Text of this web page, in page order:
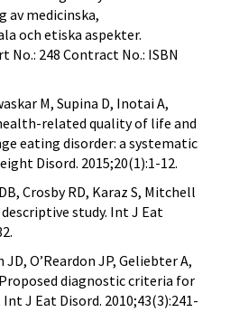
av medicinska,
och etiska aspekter.
No.: 248 Contract No.: ISBN
M, Supina D, Inotai A,
related quality of life and
eating disorder: a systematic
Disord. 2015;20(1):1-12.
Crosby RD, Karaz S, Mitchell
study. Int J Eat
O’Reardon JP, Geliebter A,
Proposed diagnostic criteria for
J Eat Disord. 2010;43(3):241-